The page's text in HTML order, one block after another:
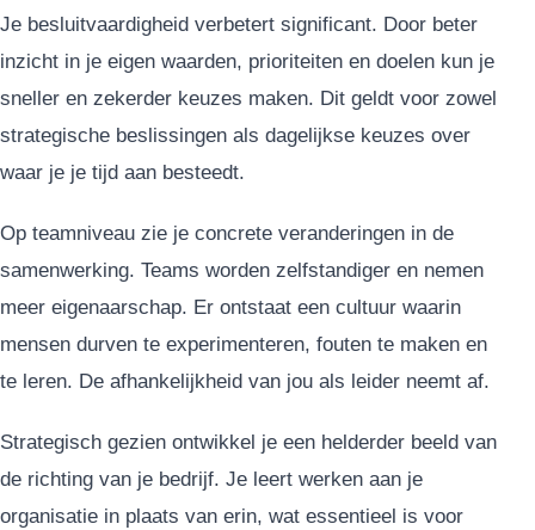
Je besluitvaardigheid verbetert significant. Door beter
inzicht in je eigen waarden, prioriteiten en doelen kun je
sneller en zekerder keuzes maken. Dit geldt voor zowel
strategische beslissingen als dagelijkse keuzes over
waar je je tijd aan besteedt.
Op teamniveau zie je concrete veranderingen in de
samenwerking. Teams worden zelfstandiger en nemen
meer eigenaarschap. Er ontstaat een cultuur waarin
mensen durven te experimenteren, fouten te maken en
te leren. De afhankelijkheid van jou als leider neemt af.
Strategisch gezien ontwikkel je een helderder beeld van
de richting van je bedrijf. Je leert werken aan je
organisatie in plaats van erin, wat essentieel is voor